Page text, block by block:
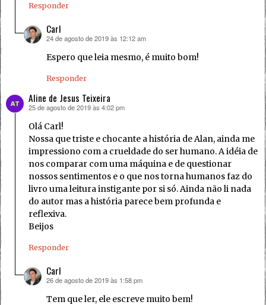
Responder
Carl
disse:
24 de agosto de 2019 às 12:12 am
Espero que leia mesmo, é muito bom!
Responder
Aline de Jesus Teixeira
disse:
25 de agosto de 2019 às 4:02 pm
Olá Carl!
Nossa que triste e chocante a história de Alan, ainda me
impressiono com a crueldade do ser humano. A idéia de
nos comparar com uma máquina e de questionar
nossos sentimentos e o que nos torna humanos faz do
livro uma leitura instigante por si só. Ainda não li nada
do autor mas a história parece bem profunda e
reflexiva.
Beijos
Responder
Carl
disse:
26 de agosto de 2019 às 1:58 pm
Tem que ler, ele escreve muito bem!